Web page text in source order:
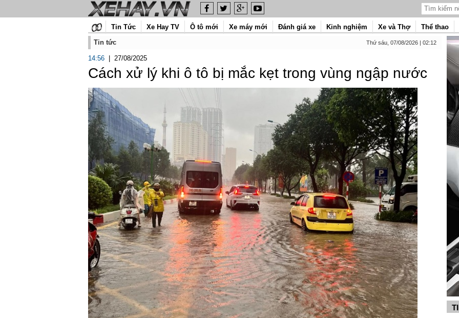
Tin Tức Xe Hay TV Ô tô mới Xe máy mới Đánh giá xe Kinh nghiệm Xe và Thợ Thể thao
Tin tức
Thứ sáu, 07/08/2026 | 02:12
14:56 27/08/2025
Cách xử lý khi ô tô bị mắc kẹt trong vùng ngập nước